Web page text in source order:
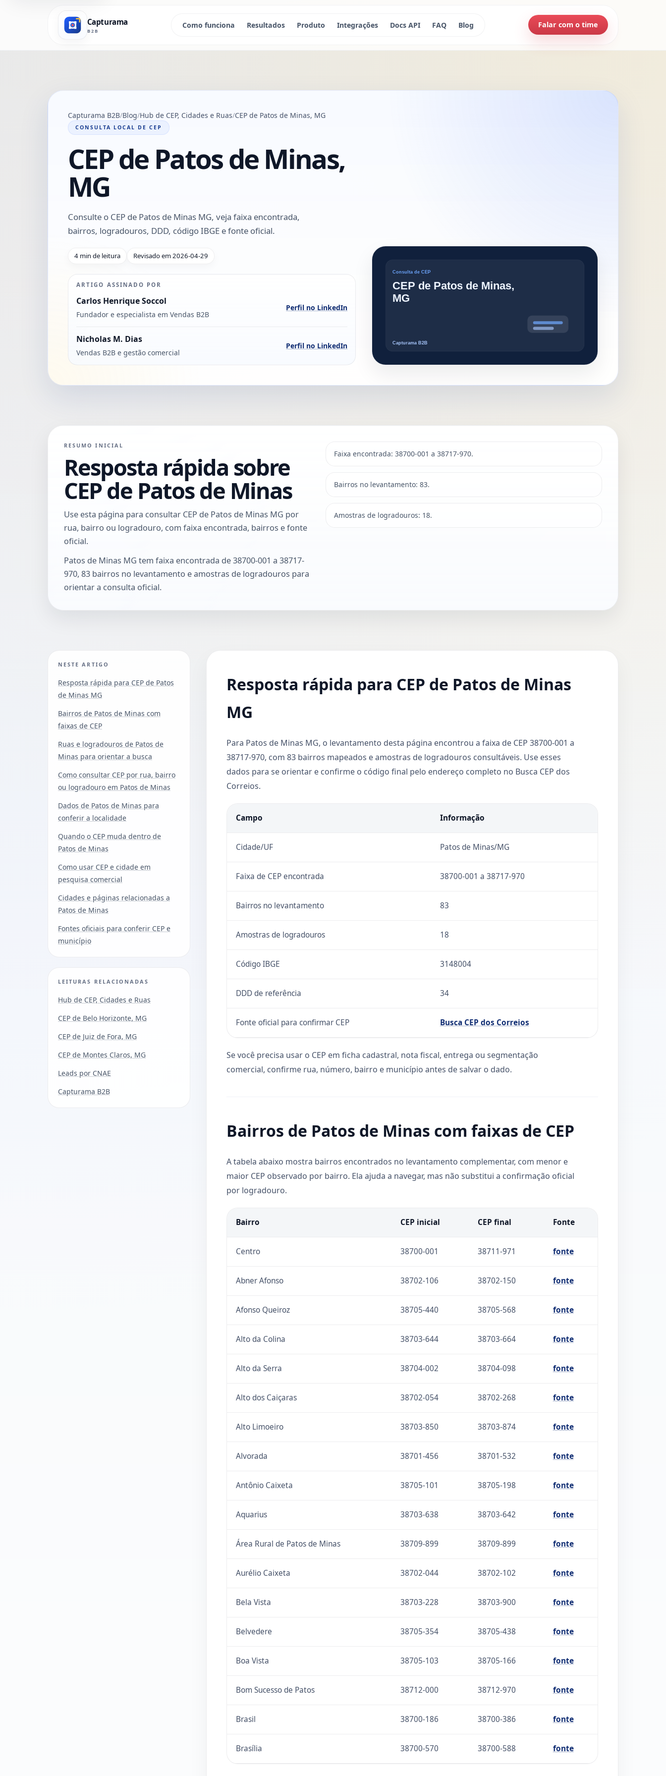
Capturama
B2B
Como funciona Resultados Produto Integrações Docs API FAQ Blog Falar com o time
Capturama B2B Blog Hub de CEP, Cidades e Ruas CEP de Patos de Minas, MG
CONSULTA LOCAL DE CEP
CEP de Patos de Minas,
MG
Consulte o CEP de Patos de Minas MG, veja faixa encontrada,
bairros, logradouros, DDD, código IBGE e fonte oficial.
4 min de leitura Revisado em 2026-04-29
ARTIGO ASSINADO POR
Carlos Henrique Soccol
Fundador e especialista em Vendas B2B
Perfil no LinkedIn
Nicholas M. Dias
Vendas B2B e gestão comercial
Perfil no LinkedIn
RESUMO INICIAL
Resposta rápida sobre
CEP de Patos de Minas
Use esta página para consultar CEP de Patos de Minas MG por
rua, bairro ou logradouro, com faixa encontrada, bairros e fonte
oficial.
Patos de Minas MG tem faixa encontrada de 38700-001 a 38717-
970, 83 bairros no levantamento e amostras de logradouros para
orientar a consulta oficial.
Faixa encontrada: 38700-001 a 38717-970.
Bairros no levantamento: 83.
Amostras de logradouros: 18.
NESTE ARTIGO
Resposta rápida para CEP de Patos
de Minas MG
Bairros de Patos de Minas com
faixas de CEP
Ruas e logradouros de Patos de
Minas para orientar a busca
Como consultar CEP por rua, bairro
ou logradouro em Patos de Minas
Dados de Patos de Minas para
conferir a localidade
Quando o CEP muda dentro de
Patos de Minas
Como usar CEP e cidade em
pesquisa comercial
Cidades e páginas relacionadas a
Patos de Minas
Fontes oficiais para conferir CEP e
município
LEITURAS RELACIONADAS
Hub de CEP, Cidades e Ruas
CEP de Belo Horizonte, MG
CEP de Juiz de Fora, MG
CEP de Montes Claros, MG
Leads por CNAE
Capturama B2B
Resposta rápida para CEP de Patos de Minas
MG
Para Patos de Minas MG, o levantamento desta página encontrou a faixa de CEP 38700-001 a
38717-970, com 83 bairros mapeados e amostras de logradouros consultáveis. Use esses
dados para se orientar e confirme o código final pelo endereço completo no Busca CEP dos
Correios.
Campo Informação
Cidade/UF Patos de Minas/MG
Faixa de CEP encontrada 38700-001 a 38717-970
Bairros no levantamento 83
Amostras de logradouros 18
Código IBGE 3148004
DDD de referência 34
Fonte oficial para confirmar CEP Busca CEP dos Correios
Se você precisa usar o CEP em ficha cadastral, nota fiscal, entrega ou segmentação
comercial, confirme rua, número, bairro e município antes de salvar o dado.
Bairros de Patos de Minas com faixas de CEP
A tabela abaixo mostra bairros encontrados no levantamento complementar, com menor e
maior CEP observado por bairro. Ela ajuda a navegar, mas não substitui a confirmação oficial
por logradouro.
Bairro CEP inicial CEP final Fonte
Centro 38700-001 38711-971 fonte
Abner Afonso 38702-106 38702-150 fonte
Afonso Queiroz 38705-440 38705-568 fonte
Alto da Colina 38703-644 38703-664 fonte
Alto da Serra 38704-002 38704-098 fonte
Alto dos Caiçaras 38702-054 38702-268 fonte
Alto Limoeiro 38703-850 38703-874 fonte
Alvorada 38701-456 38701-532 fonte
Antônio Caixeta 38705-101 38705-198 fonte
Aquarius 38703-638 38703-642 fonte
Área Rural de Patos de Minas 38709-899 38709-899 fonte
Aurélio Caixeta 38702-044 38702-102 fonte
Bela Vista 38703-228 38703-900 fonte
Belvedere 38705-354 38705-438 fonte
Boa Vista 38705-103 38705-166 fonte
Bom Sucesso de Patos 38712-000 38712-970 fonte
Brasil 38700-186 38700-386 fonte
Brasília 38700-570 38700-588 fonte